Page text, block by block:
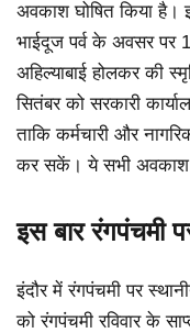
अवकाश घोषित किया है।
भाईदूज पर्व के अवसर पर
अहिल्याबाई होलकर की
सितंबर को सरकारी
ताकि कर्मचारी और
कर सकें। ये सभी अवकाश
इस बार रंगपंचमी
इंदौर में रंगपंचमी पर
को रंगपंचमी रविवार के